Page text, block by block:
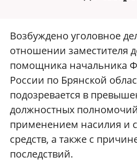
Возбуждено уголовное
отношении заместителя
помощника начальника
России по Брянской
подозревается в
должностных
применением насилия и
средств, а также с
последствий.